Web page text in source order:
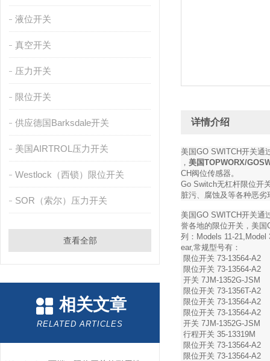
液位开关
真空开关
压力开关
限位开关
供应德国Barksdale开关
美国AIRTROL压力开关
Westlock（西锁）限位开关
SOR（索尔）压力开关
查看全部
相关文章
RELATED ARTICLES
详情介绍
美国GO SWITCH开关通
， 美国TOPWORX/
CH阀位传感器。
Go Switch无杠杆限位开
脏污、腐蚀及等各种恶
美国GO SWITCH开关通
誉各地的限位开关，美
列：Models 11-
ear,常规型号有：
限位开关 73-13564-A2
限位开关 73-13564-A2
开关 7JM-1352G-JSM
限位开关 73-1356T-A2
限位开关 73-13564-A2
限位开关 73-13564-A2
开关 7JM-1352G-JSM
行程开关 35-13319M
限位开关 73-13564-A2
限位开关 73-13564-A2